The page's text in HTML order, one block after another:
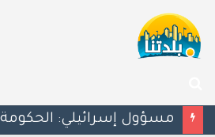
عن